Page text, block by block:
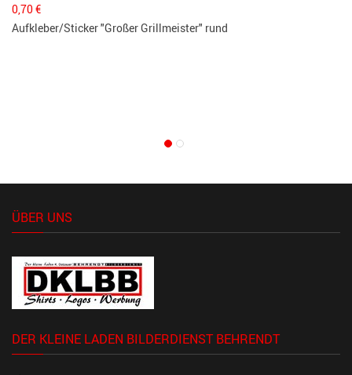
0,70€
Aufkleber/Sticker "Großer Grillmeister" rund
ÜBER UNS
DER KLEINE LADEN BILDERDIENST BEHRENDT